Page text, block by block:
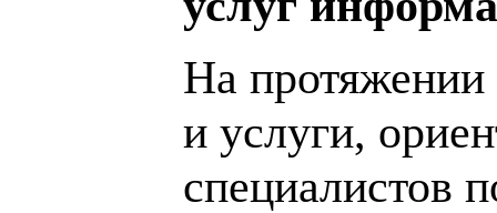
На протяжении
и услуги,
специалистов